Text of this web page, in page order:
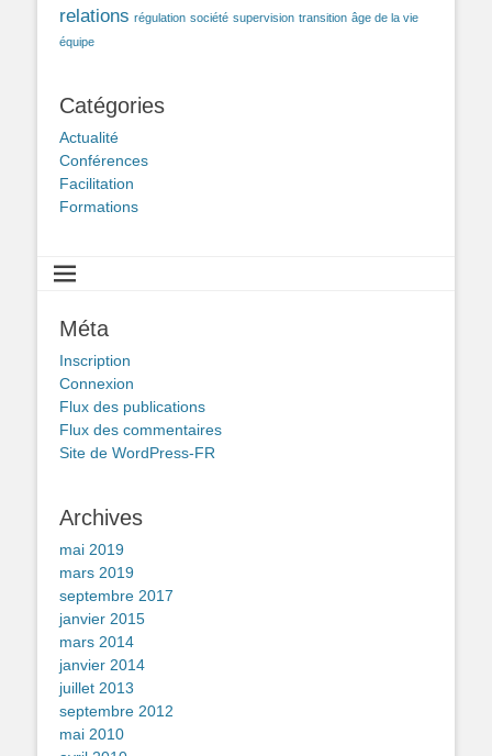
relations régulation société supervision transition âge de la vie
équipe
Catégories
Actualité
Conférences
Facilitation
Formations
Méta
Inscription
Connexion
Flux des publications
Flux des commentaires
Site de WordPress-FR
Archives
mai 2019
mars 2019
septembre 2017
janvier 2015
mars 2014
janvier 2014
juillet 2013
septembre 2012
mai 2010